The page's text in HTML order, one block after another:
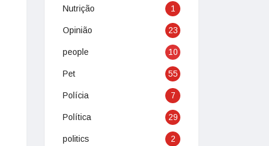
Nutrição 1
Opinião 23
people 10
Pet 55
Polícia 7
Política 29
politics 2